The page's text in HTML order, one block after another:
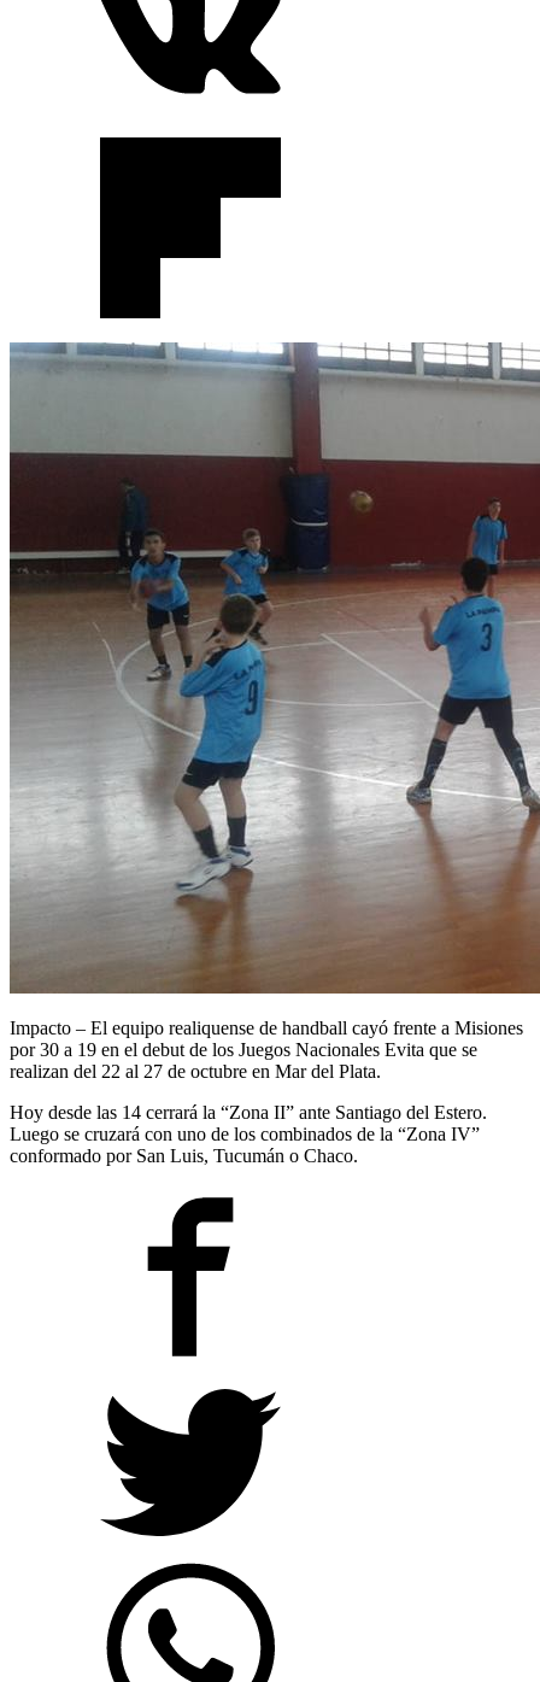
Impacto – El equipo realiquense de handball cayó frente a Misiones
por 30 a 19 en el debut de los Juegos Nacionales Evita que se
realizan del 22 al 27 de octubre en Mar del Plata.
Hoy desde las 14 cerrará la “Zona II” ante Santiago del Estero.
Luego se cruzará con uno de los combinados de la “Zona IV”
conformado por San Luis, Tucumán o Chaco.